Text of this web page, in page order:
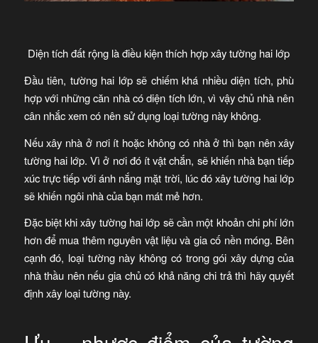
Diện tích đất rộng là điều kiện thích hợp xây tường hai lớp
Đầu tiên, tường hai lớp sẽ chiếm khá nhiều diện tích, phù
hợp với những căn nhà có diện tích lớn, vì vậy chủ nhà nên
cân nhắc xem có nên sử dụng loại tường này không.
Nếu xây nhà ở nơi ít hoặc không có nhà ở thì bạn nên xây
tường hai lớp. Vì ở nơi đó ít vật chắn, sẽ khiến nhà bạn tiếp
xúc trực tiếp với ánh nắng mặt trời, lúc đó xây tường hai lớp
sẽ khiến ngôi nhà của bạn mát mẻ hơn.
Đặc biệt khi xây tường hai lớp sẽ cần một khoản chi phí lớn
hơn để mua thêm nguyên vật liệu và gia cố nền móng. Bên
cạnh đó, loại tường này không có trong gói xây dựng của
nhà thầu nên nếu gia chủ có khả năng chi trả thì hãy quyết
định xây loại tường này.